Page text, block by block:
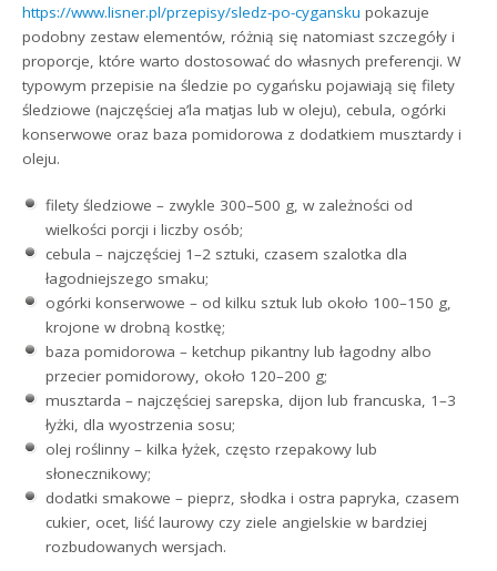
https://www.lisner.pl/przepisy/sledz-po-cygansku pokazuje
podobny zestaw elementów, różnią się natomiast szczegóły i
proporcje, które warto dostosować do własnych preferencji. W
typowym przepisie na śledzie po cygańsku pojawiają się filety
śledziowe (najczęściej a’la matjas lub w oleju), cebula, ogórki
konserwowe oraz baza pomidorowa z dodatkiem musztardy i
oleju.
filety śledziowe – zwykle 300–500 g, w zależności od
wielkości porcji i liczby osób;
cebula – najczęściej 1–2 sztuki, czasem szalotka dla
łagodniejszego smaku;
ogórki konserwowe – od kilku sztuk lub około 100–150 g,
krojone w drobną kostkę;
baza pomidorowa – ketchup pikantny lub łagodny albo
przecier pomidorowy, około 120–200 g;
musztarda – najczęściej sarepska, dijon lub francuska, 1–3
łyżki, dla wyostrzenia sosu;
olej roślinny – kilka łyżek, często rzepakowy lub
słonecznikowy;
dodatki smakowe – pieprz, słodka i ostra papryka, czasem
cukier, ocet, liść laurowy czy ziele angielskie w bardziej
rozbudowanych wersjach.